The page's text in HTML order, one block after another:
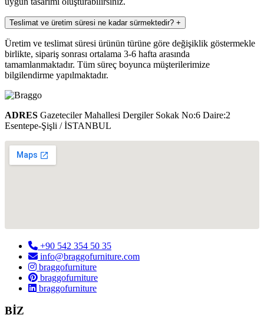
Teslimat ve üretim süresi ne kadar sürmektedir? +
Üretim ve teslimat süresi ürünün türüne göre değişiklik göstermekle
birlikte, sipariş sonrası ortalama 3-6 hafta arasında
tamamlanmaktadır. Tüm süreç boyunca müşterilerimize
bilgilendirme yapılmaktadır.
ADRES Gazeteciler Mahallesi Dergiler Sokak No:6 Daire:2
Esentepe-Şişli / İSTANBUL
+90 542 354 50 35
info@braggofurniture.com
braggofurniture
braggofurniture
braggofurniture
BİZ